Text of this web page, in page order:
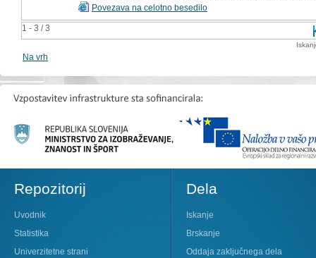
1 - 3 / 3
Povezava na celotno besedilo
Na vrh
Repozitorij
Uvodnik
Statistika
Univerzitetne strani
Dela
Iskanje
Brskanje
Oddaja zaključnega dela